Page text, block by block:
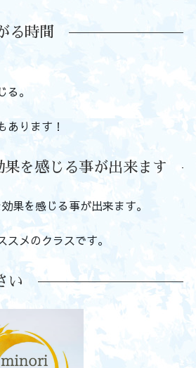
る時間
。
ります！
を感じる事が出来ます
果を感じる事が出来ます。
メのクラスです。
い